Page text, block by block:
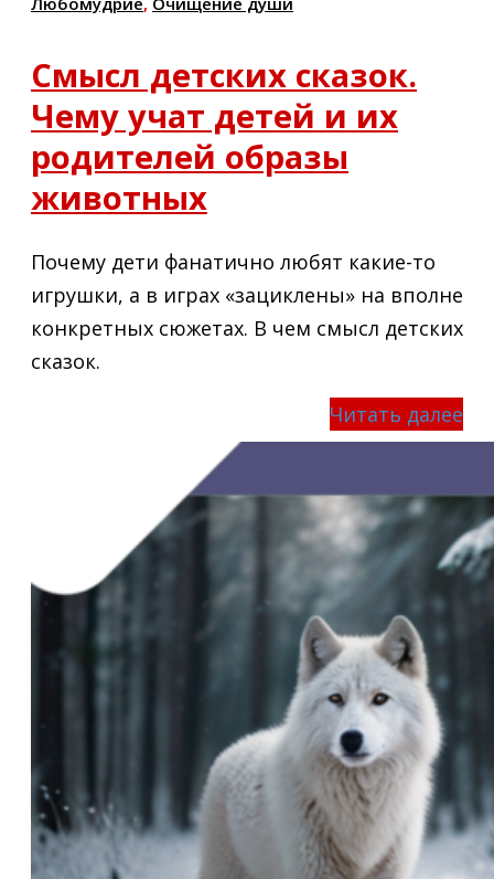
Смысл детских сказок.
Чему учат детей и их
родителей образы
животных
Почему дети фанатично любят какие-то
игрушки, а в играх «зациклены» на вполне
конкретных сюжетах. В чем смысл детских
сказок.
Читать далее